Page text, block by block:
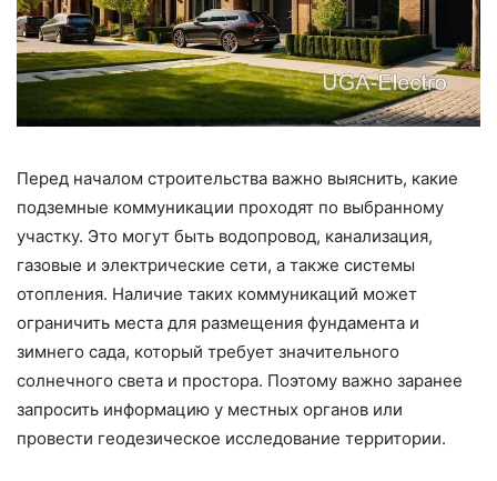
Перед началом строительства важно выяснить, какие
подземные коммуникации проходят по выбранному
участку. Это могут быть водопровод, канализация,
газовые и электрические сети, а также системы
отопления. Наличие таких коммуникаций может
ограничить места для размещения фундамента и
зимнего сада, который требует значительного
солнечного света и простора. Поэтому важно заранее
запросить информацию у местных органов или
провести геодезическое исследование территории.